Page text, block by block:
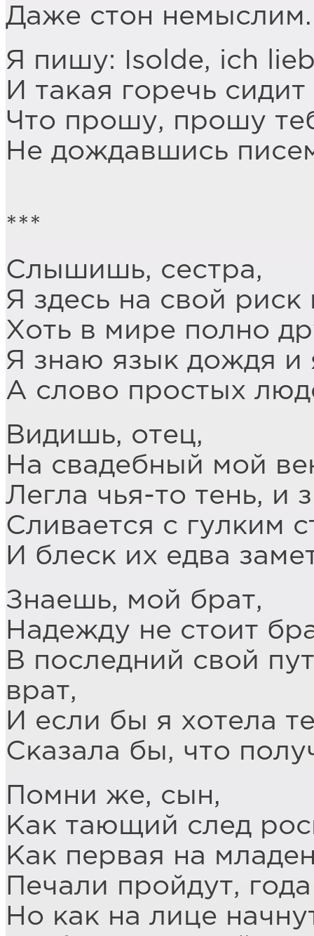
Даже стон немыслим.
Я пишу: Isolde, ich
И такая горечь сидит
Что прошу, прошу
Не дождавшись
***
Слышишь, сестра,
Я здесь на свой риск
Хоть в мире полно
Я знаю язык дождя и
А слово простых
Видишь, отец,
На свадебный мой
Легла чья-то тень, и
Сливается с гулким
И блеск их едва
Знаешь, мой брат,
Надежду не стоит
В последний свой
врат,
И если бы я хотела
Сказала бы, что
Помни же, сын,
Как тающий след
Как первая на
Печали пройдут,
Но как на лице